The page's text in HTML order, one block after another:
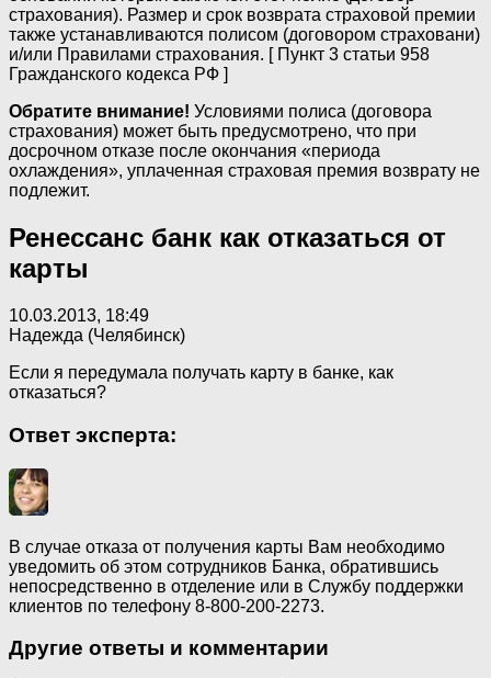
страхования). Размер и срок возврата страховой премии
также устанавливаются полисом (договором страховани)
и/или Правилами страхования. [ Пункт 3 статьи 958
Гражданского кодекса РФ ]
Обратите внимание! Условиями полиса (договора
страхования) может быть предусмотрено, что при
досрочном отказе после окончания «периода
охлаждения», уплаченная страховая премия возврату не
подлежит.
Ренессанс банк как отказаться от
карты
10.03.2013, 18:49
Надежда (Челябинск)
Если я передумала получать карту в банке, как
отказаться?
Ответ эксперта:
В случае отказа от получения карты Вам необходимо
уведомить об этом сотрудников Банка, обратившись
непосредственно в отделение или в Службу поддержки
клиентов по телефону 8-800-200-2273.
Другие ответы и комментарии